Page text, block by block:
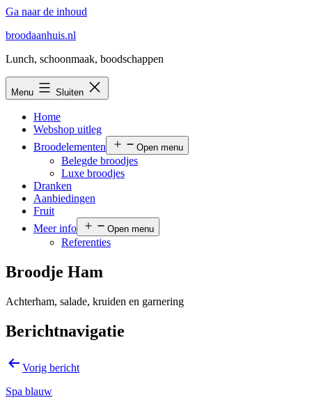
Ga naar de inhoud
broodaanhuis.nl
Lunch, schoonmaak, boodschappen
Menu Sluiten
Home
Webshop uitleg
Broodelementen
Open menu
Belegde broodjes
Luxe broodjes
Dranken
Aanbiedingen
Fruit
Meer info
Open menu
Referenties
Broodje Ham
Achterham, salade, kruiden en garnering
Berichtnavigatie
Vorig bericht
Spa blauw